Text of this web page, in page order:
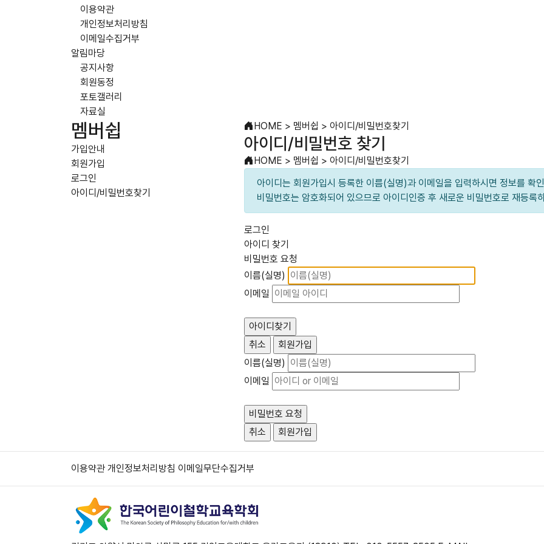
이용약관
개인정보처리방침
이메일수집거부
알림마당
공지사항
회원동정
포토갤러리
자료실
멤버쉽
가입안내
회원가입
로그인
아이디/비밀번호찾기
HOME > 멤버쉽 > 아이디/비밀번호찾기
아이디/비밀번호 찾기
HOME > 멤버쉽 > 아이디/비밀번호찾기
아이디는 회원가입시 등록한 이름(실명)과 이메일을 입력하시면 정보를 확
비밀번호는 암호화되어 있으므로 아이디인증 후 새로운 비밀번호로 재등록
로그인
아이디 찾기
비밀번호 요청
이름(실명)
이메일
이름(실명)
이메일
이용약관 개인정보처리방침 이메일무단수집거부